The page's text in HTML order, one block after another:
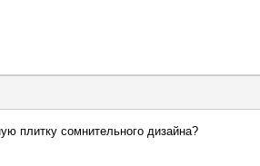
плитку сомнительного дизайна?